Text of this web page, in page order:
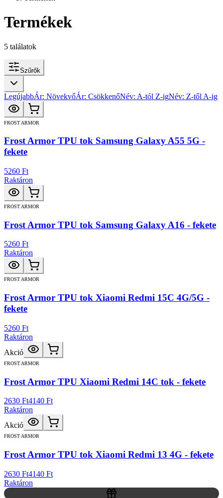
Termékek
5 találatok
Szűrők
LegújabbÁr: NövekvőÁr: CsökkenőNév: A-tól Z-igNév: Z-től A-ig
FROST ARMOR
Frost Armor TPU tok Samsung Galaxy A55 5G -
fekete
5260 Ft
Raktáron
FROST ARMOR
Frost Armor TPU tok Samsung Galaxy A16 - fekete
5260 Ft
Raktáron
FROST ARMOR
Frost Armor TPU tok Xiaomi Redmi 15C 4G/5G -
fekete
5260 Ft
Raktáron
Akció
FROST ARMOR
Frost Armor TPU Xiaomi Redmi 14C tok - fekete
2630 Ft4140 Ft
Raktáron
Akció
FROST ARMOR
Frost Armor TPU tok Xiaomi Redmi 13 4G - fekete
2630 Ft4140 Ft
Raktáron